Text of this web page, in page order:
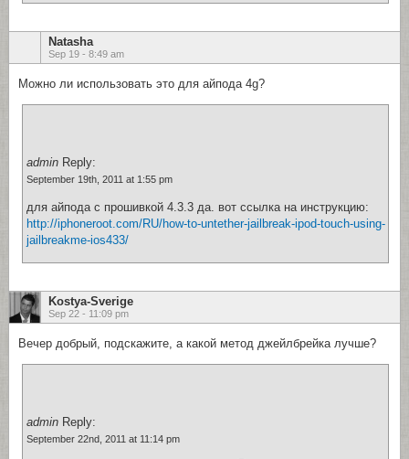
Natasha
Sep 19 - 8:49 am
Можно ли использовать это для айпода 4g?
admin Reply:
September 19th, 2011 at 1:55 pm
для айпода с прошивкой 4.3.3 да. вот ссылка на инструкцию:
http://iphoneroot.com/RU/how-to-untether-jailbreak-ipod-touch-using-
jailbreakme-ios433/
Kostya-Sverige
Sep 22 - 11:09 pm
Вечер добрый, подскажите, а какой метод джейлбрейка лучше?
admin Reply:
September 22nd, 2011 at 11:14 pm